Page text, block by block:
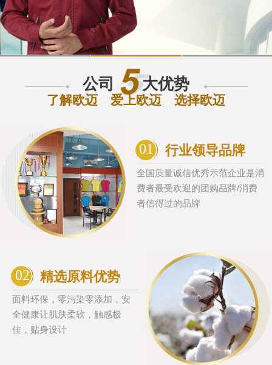
公司 大优势
了解欧迈 爱上欧迈 选择欧迈
01 行业领导品牌
全国质量诚信优秀示范企业是消
费者最受欢迎的团购品牌/消费
者信得过的品牌
02 精选原料优势
面料环保，零污染零添加，安
全健康让肌肤柔软，触感极
佳，贴身设计